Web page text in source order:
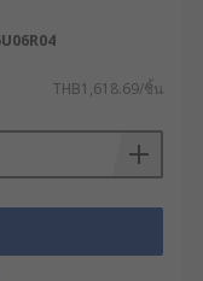
THB1,618.69/ชิ้น